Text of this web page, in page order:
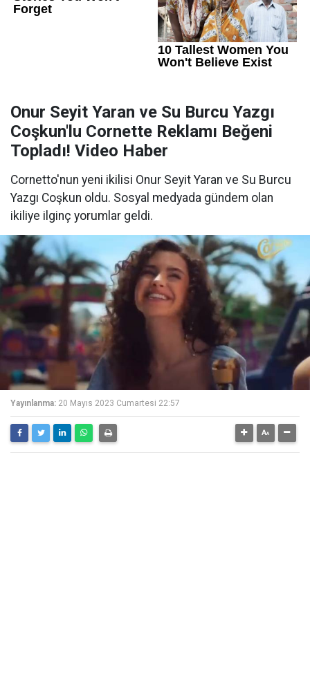
Onur Seyit Yaran ve Su Burcu Yazgı
Coşkun'lu Cornette Reklamı Beğeni
Topladı! Video Haber
Cornetto'nun yeni ikilisi Onur Seyit Yaran ve Su Burcu
Yazgı Coşkun oldu. Sosyal medyada gündem olan
ikiliye ilginç yorumlar geldi.
Yayınlanma: 20 Mayıs 2023 Cumartesi 22:57